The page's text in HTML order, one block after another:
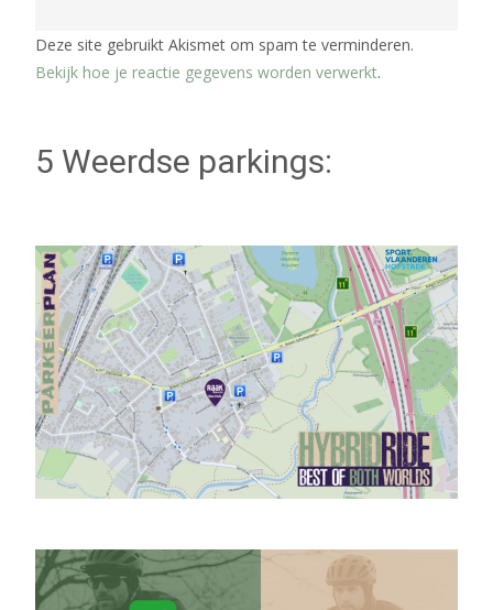
Deze site gebruikt Akismet om spam te verminderen.
Bekijk hoe je reactie gegevens worden verwerkt.
5 Weerdse parkings: